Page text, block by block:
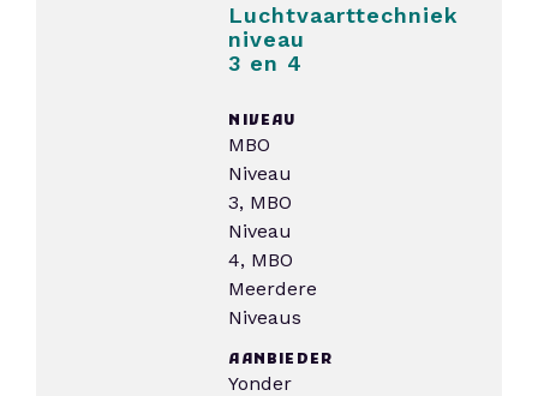
Luchtvaarttechniek
niveau
3 en 4
NIVEAU
MBO
Niveau
3, MBO
Niveau
4, MBO
Meerdere
Niveaus
AANBIEDER
Yonder